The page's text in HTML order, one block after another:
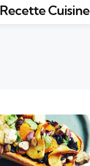
Recette Cuisine